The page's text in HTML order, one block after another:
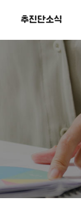
추진단소식